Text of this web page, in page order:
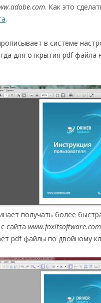
. Как это
.
в системе
для открытия pdf
получать более
сайта www.foxitsoftware.com
pdf файлы по двойному